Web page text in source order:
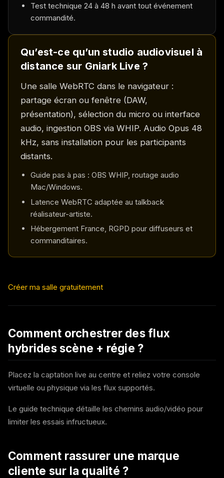
Test technique 24 à 48 h avant tout événement
commandité.
Qu’est-ce qu’un studio audiovisuel à
distance sur Gniark Live ?
Une salle WebRTC dans le navigateur :
partage écran ou fenêtre (DAW,
présentation), sélection du micro ou interface
audio, ingestion OBS via WHIP. Audio Opus 48
kHz, sans installation pour les participants
distants.
Guide pas à pas : OBS WHIP, routage audio
Mac/Windows.
Latence WebRTC adaptée au talkback
réalisateur-artiste.
Hébergement France, RGPD pour diffuseurs et
commanditaires.
Créer ma salle gratuitement
Comment orchestrer des flux
hybrides scène + régie ?
Placez la captation live au centre et reliez votre console
virtuelle ou physique via les flux supportés.
Le guide technique détaille les chemins audio/vidéo pour
limiter les essais infructueux.
Comment rassurer une marque
cliente sur la qualité ?